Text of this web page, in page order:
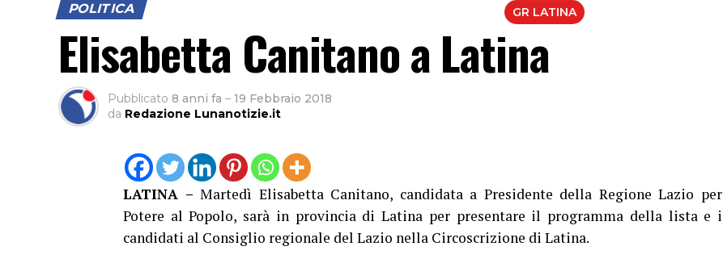
GR LATINA
POLITICA
Elisabetta Canitano a Latina
Pubblicato 8 anni fa – 19 Febbraio 2018
da Redazione Lunanotizie.it
LATINA – Martedì Elisabetta Canitano, candidata a Presidente della Regione Lazio per
Potere al Popolo, sarà in provincia di Latina per presentare il programma della lista e i
candidati al Consiglio regionale del Lazio nella Circoscrizione di Latina.